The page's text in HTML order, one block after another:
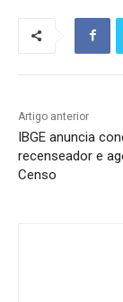
Artigo anterior
IBGE anuncia
recenseador e
Censo